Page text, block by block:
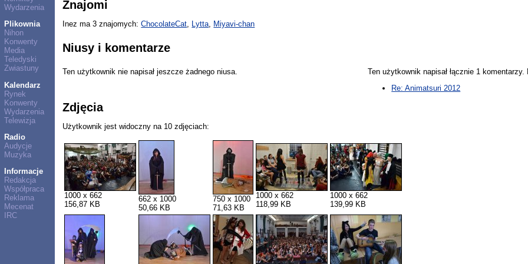
Wydarzenia
Plikownia
Nihon
Konwenty
Media
Teledyski
Zwiastuny
Kalendarz
Rynek
Konwenty
Wydarzenia
Telewizja
Radio
Audycje
Muzyka
Informacje
Redakcja
Współpraca
Reklama
Mecenat
IRC
Znajomi
Inez ma 3 znajomych:ChocolateCat, Lytta, Miyavi-chan
Niusy i komentarze
Ten użytkownik nie napisał jeszcze żadnego niusa.
Ten użytkownik napisał łącznie 1
Re: Animatsuri 2012
Zdjęcia
Użytkownik jest widoczny na 10 zdjęciach:
1000 x 662
156,87 KB
662 x 1000
50,66 KB
750 x 1000
71,63 KB
1000 x 662
118,99 KB
1000 x 662
139,99 KB